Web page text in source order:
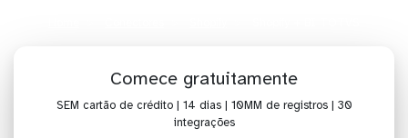
Comece gratuitamente
SEM cartão de crédito | 14 dias | 10MM de registros | 30
integrações